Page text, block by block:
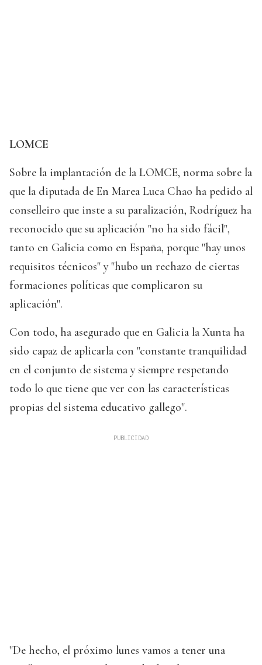
LOMCE
Sobre la implantación de la LOMCE, norma sobre la
que la diputada de En Marea Luca Chao ha pedido al
conselleiro que inste a su paralización, Rodríguez ha
reconocido que su aplicación "no ha sido fácil",
tanto en Galicia como en España, porque "hay unos
requisitos técnicos" y "hubo un rechazo de ciertas
formaciones políticas que complicaron su
aplicación".
Con todo, ha asegurado que en Galicia la Xunta ha
sido capaz de aplicarla con "constante tranquilidad
en el conjunto de sistema y siempre respetando
todo lo que tiene que ver con las características
propias del sistema educativo gallego".
"De hecho, el próximo lunes vamos a tener una